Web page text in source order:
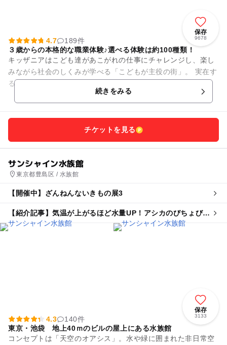
保存
9678
4.7
189件
３歳からの本格的な職業体験♪選べる体験は約100種類！
キッザニアはこども達があこがれの仕事にチャレンジし、楽し
みながら社会のしくみが学べる「こどもが主役の街」。 実在す
る企業が立ち並ぶ街の中では、約100種類の仕事やサービスが
続きをみる
チケットを見る
サンシャイン水族館
東京都豊島区 / 水族館
【開催中】ざんねんないきもの展3
【紹介記事】気温が上がるほど水量UP！アシカのびちょびち
ょ大作戦が池袋の水族館で 自由研究も
保存
3133
4.3
140件
東京・池袋 地上40ｍのビルの屋上にある水族館
コンセプトは「天空のオアシス」。水や緑に囲まれた非日常空